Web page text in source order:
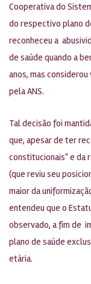
Cooperativa do
do respectivo plano
reconheceu a
de saúde quando a
anos, mas
pela ANS.
Tal decisão foi
que, apesar de ter
constitucionais" e da
(que reviu seu
maior da
entendeu que o
observado, a fim de
plano de saúde
etária.